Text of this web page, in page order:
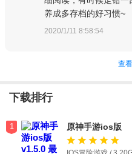
养成多存档的好习惯~
2020/1/11 8:58:54
查
下载排行
1 原神手游ios版